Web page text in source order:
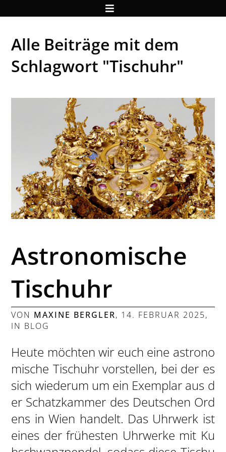
Alle Beiträge mit dem
Schlagwort "Tischuhr"
Astronomische
Tischuhr
VON MAXINE BERGLER, 14. FEBRUAR 2025,
IN BLOG
Heute möchten wir euch eine astrono
mische Tischuhr vorstellen, bei der es
sich wiederum um ein Exemplar aus d
er Schatzkammer des Deutschen Ord
ens in Wien handelt. Das Uhrwerk ist
eines der frühesten Uhrwerke mit Ku